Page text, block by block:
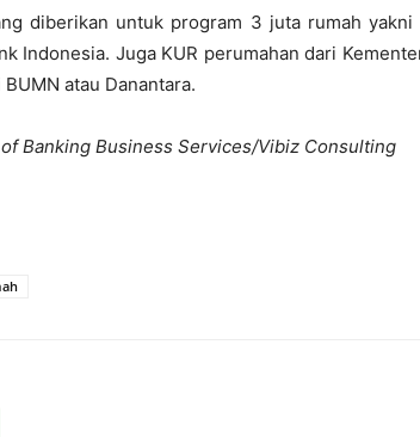
diberikan untuk program 3 juta rumah
Indonesia. Juga KUR perumahan dari
atau Danantara.
Banking Business Services/Vibiz Consulting